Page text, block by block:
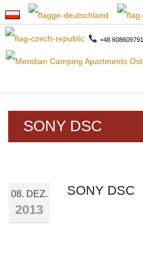
+48 608609791
START
APARTMENTS
2-ZIMMER-APARTMENTS
CAMPING
SONY DSC
08. DEZ.
2013
SONY DSC